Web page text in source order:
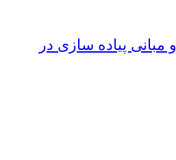
چرخه اجرایی CRM و مبانی پیاده سازی در